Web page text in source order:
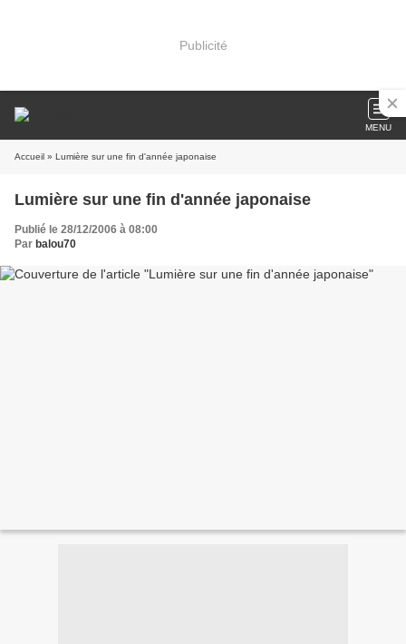
Publicité
MENU
Accueil » Lumière sur une fin d'année japonaise
Lumière sur une fin d'année japonaise
Publié le 28/12/2006 à 08:00
Par balou70